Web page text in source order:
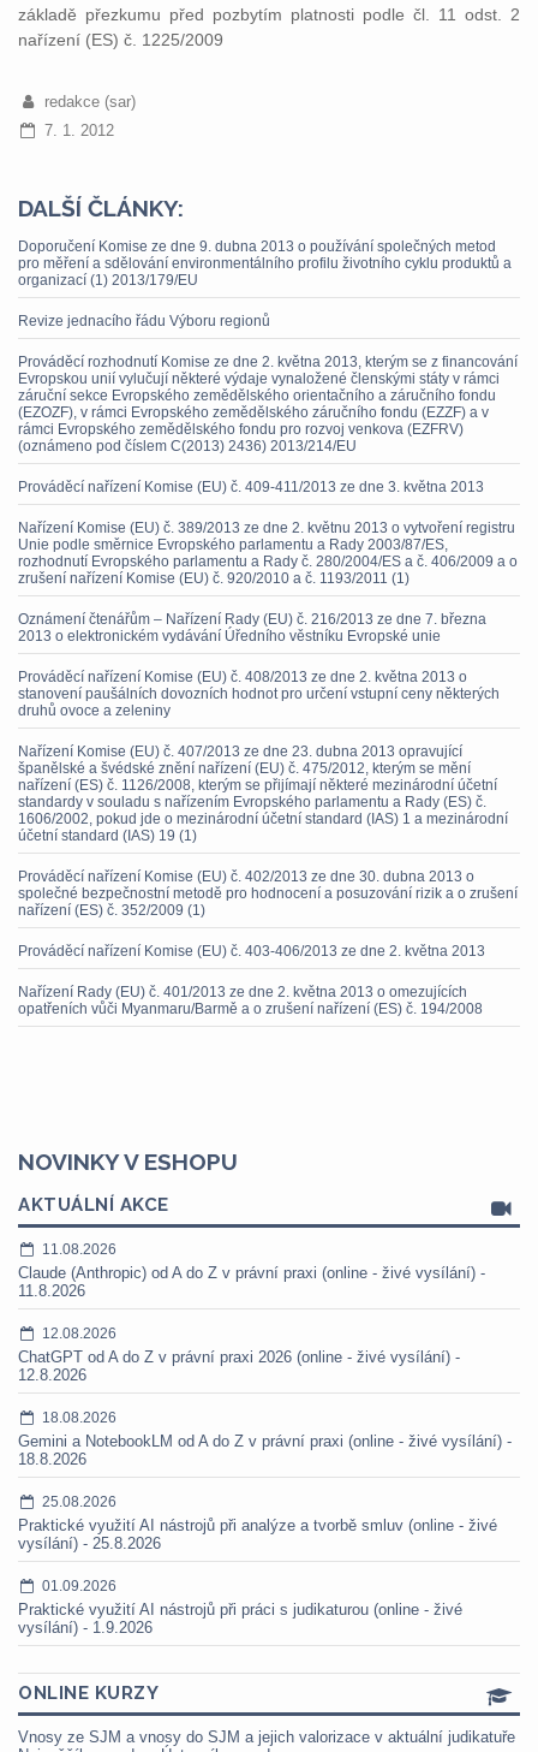
základě přezkumu před pozbytím platnosti podle čl. 11 odst. 2
nařízení (ES) č. 1225/2009
redakce (sar)
7. 1. 2012
DALŠÍ ČLÁNKY:
Doporučení Komise ze dne 9. dubna 2013 o používání společných metod
pro měření a sdělování environmentálního profilu životního cyklu produktů a
organizací (1) 2013/179/EU
Revize jednacího řádu Výboru regionů
Prováděcí rozhodnutí Komise ze dne 2. května 2013, kterým se z financování
Evropskou unií vylučují některé výdaje vynaložené členskými státy v rámci
záruční sekce Evropského zemědělského orientačního a záručního fondu
(EZOZF), v rámci Evropského zemědělského záručního fondu (EZZF) a v
rámci Evropského zemědělského fondu pro rozvoj venkova (EZFRV)
(oznámeno pod číslem C(2013) 2436) 2013/214/EU
Prováděcí nařízení Komise (EU) č. 409-411/2013 ze dne 3. května 2013
Nařízení Komise (EU) č. 389/2013 ze dne 2. květnu 2013 o vytvoření registru
Unie podle směrnice Evropského parlamentu a Rady 2003/87/ES,
rozhodnutí Evropského parlamentu a Rady č. 280/2004/ES a č. 406/2009 a o
zrušení nařízení Komise (EU) č. 920/2010 a č. 1193/2011 (1)
Oznámení čtenářům – Nařízení Rady (EU) č. 216/2013 ze dne 7. března
2013 o elektronickém vydávání Úředního věstníku Evropské unie
Prováděcí nařízení Komise (EU) č. 408/2013 ze dne 2. května 2013 o
stanovení paušálních dovozních hodnot pro určení vstupní ceny některých
druhů ovoce a zeleniny
Nařízení Komise (EU) č. 407/2013 ze dne 23. dubna 2013 opravující
španělské a švédské znění nařízení (EU) č. 475/2012, kterým se mění
nařízení (ES) č. 1126/2008, kterým se přijímají některé mezinárodní účetní
standardy v souladu s nařízením Evropského parlamentu a Rady (ES) č.
1606/2002, pokud jde o mezinárodní účetní standard (IAS) 1 a mezinárodní
účetní standard (IAS) 19 (1)
Prováděcí nařízení Komise (EU) č. 402/2013 ze dne 30. dubna 2013 o
společné bezpečnostní metodě pro hodnocení a posuzování rizik a o zrušení
nařízení (ES) č. 352/2009 (1)
Prováděcí nařízení Komise (EU) č. 403-406/2013 ze dne 2. května 2013
Nařízení Rady (EU) č. 401/2013 ze dne 2. května 2013 o omezujících
opatřeních vůči Myanmaru/Barmě a o zrušení nařízení (ES) č. 194/2008
NOVINKY V ESHOPU
AKTUÁLNÍ AKCE
11.08.2026
Claude (Anthropic) od A do Z v právní praxi (online - živé vysílání) -
11.8.2026
12.08.2026
ChatGPT od A do Z v právní praxi 2026 (online - živé vysílání) -
12.8.2026
18.08.2026
Gemini a NotebookLM od A do Z v právní praxi (online - živé vysílání) -
18.8.2026
25.08.2026
Praktické využití AI nástrojů při analýze a tvorbě smluv (online - živé
vysílání) - 25.8.2026
01.09.2026
Praktické využití AI nástrojů při práci s judikaturou (online - živé
vysílání) - 1.9.2026
ONLINE KURZY
Vnosy ze SJM a vnosy do SJM a jejich valorizace v aktuální judikatuře